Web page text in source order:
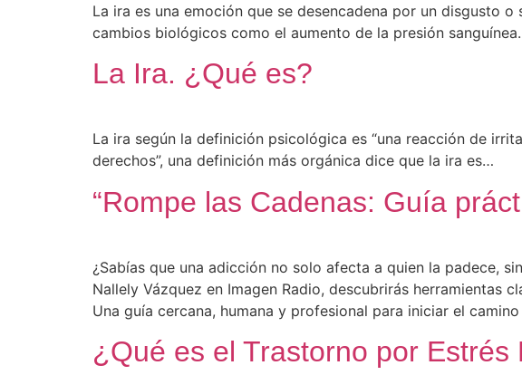
La ira es una emoción que se desencadena por un disgusto
cambios biológicos como el aumento de la presión
La Ira. ¿Qué es?
La ira según la definición psicológica es “una reacción de
derechos”, una definición más orgánica dice que la ira es…
“Rompe las Cadenas: Guía
¿Sabías que una adicción no solo afecta a quien la padece,
Nallely Vázquez en Imagen Radio, descubrirás herramientas
Una guía cercana, humana y profesional para iniciar el
¿Qué es el Trastorno por